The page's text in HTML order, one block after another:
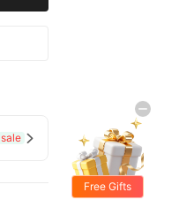
sale 
Free Gifts